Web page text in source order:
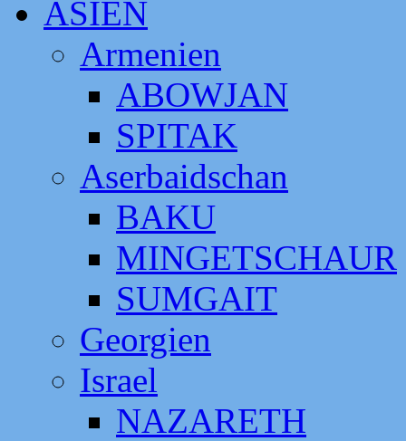
ASIEN
Armenien
ABOWJAN
SPITAK
Aserbaidschan
BAKU
MINGETSCHAUR
SUMGAIT
Georgien
Israel
NAZARETH